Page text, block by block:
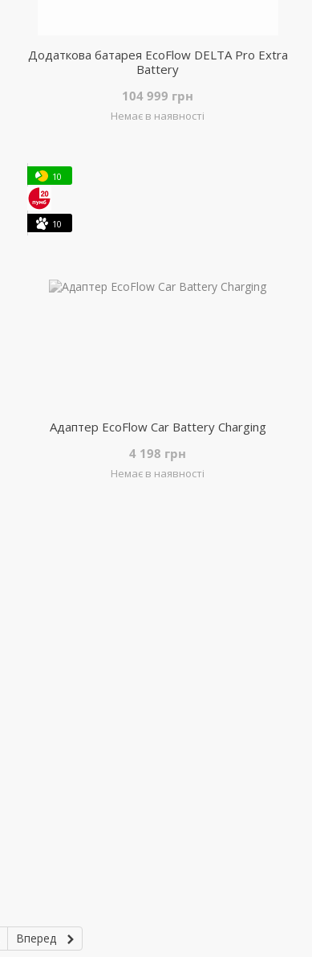
Додаткова батарея EcoFlow DELTA Pro Extra
Battery
104 999 грн
Немає в наявності
10
10
Адаптер EcoFlow Car Battery Charging
4 198 грн
Немає в наявності
Вперед